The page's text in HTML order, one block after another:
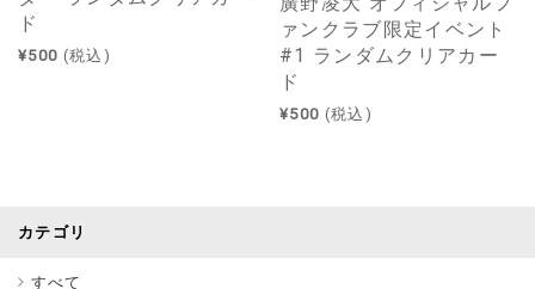
ド
¥500 (税込)
ァンクラブ限定イベント
#1 ランダムクリアカー
ド
¥500 (税込)
カテゴリ
すべて